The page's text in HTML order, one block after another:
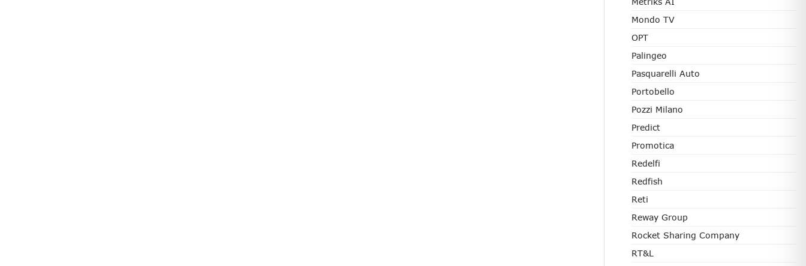
Mondo TV
OPT
Palingeo
Pasquarelli Auto
Portobello
Pozzi Milano
Predict
Promotica
Redelfi
Redfish
Reti
Reway Group
Rocket Sharing Company
RT&L